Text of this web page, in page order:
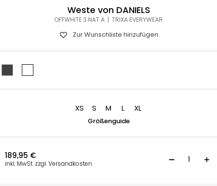
Weste von DANIELS
OFFWHITE 3 NAT A | TRIXA EVERYWEAR
Zur Wunschliste hinzufügen
XS S M L XL
Größenguide
189,95 €
inkl. MwSt. zzgl. Versandkosten